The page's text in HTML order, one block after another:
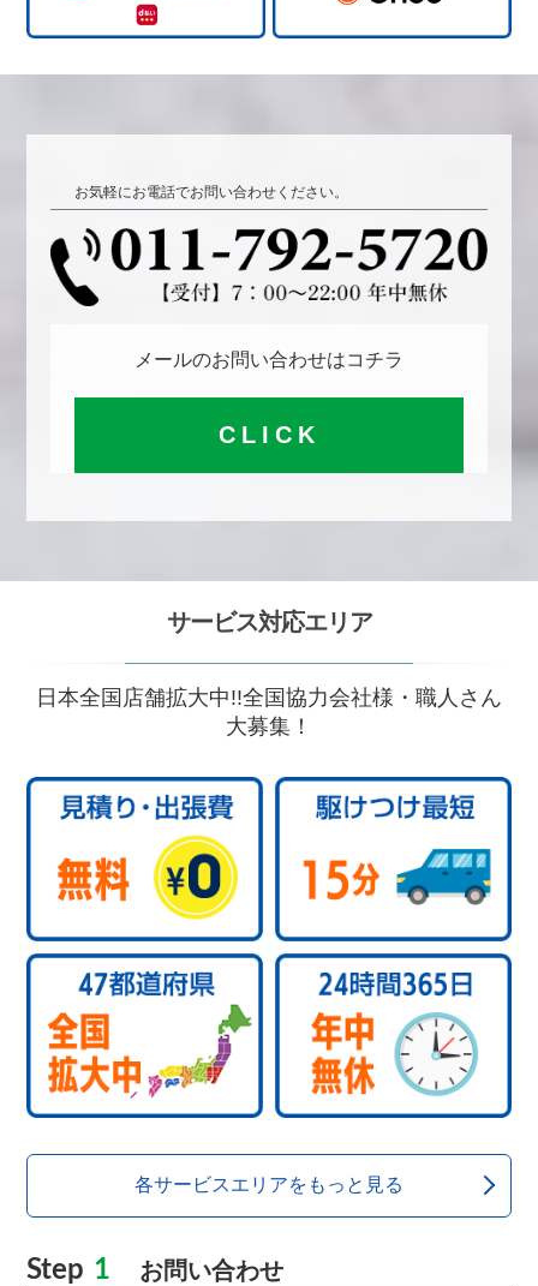
お気軽にお電話でお問い合わせください。
メールのお問い合わせはコチラ
CLICK
サービス対応エリア
日本全国店舗拡大中!!全国協力会社様・職人さん
大募集！
各サービスエリアをもっと見る
Step 1 お問い合わせ